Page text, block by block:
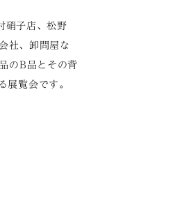
硝子店、松野
社、卸問屋な
のB品とその背
展覧会です。